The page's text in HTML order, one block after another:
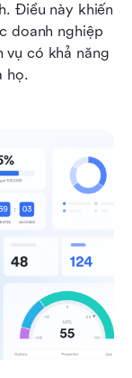
Điều này khiến
doanh nghiệp
vụ có khả năng
họ.